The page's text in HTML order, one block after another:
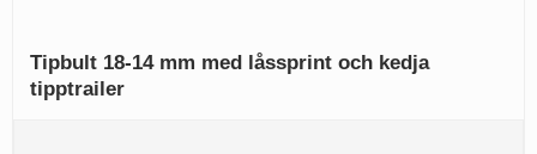
Tipbult 18-14 mm med låssprint och kedja
tipptrailer